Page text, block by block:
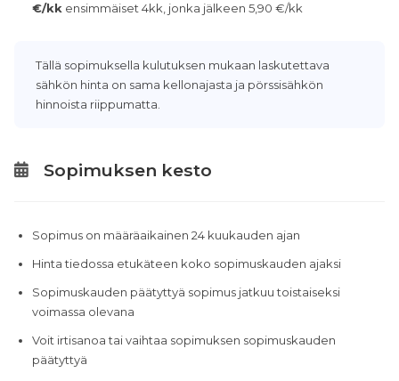
€/kk ensimmäiset 4kk, jonka jälkeen 5,90 €/kk
Tällä sopimuksella kulutuksen mukaan laskutettava
sähkön hinta on sama kellonajasta ja pörssisähkön
hinnoista riippumatta.
Sopimuksen kesto
Sopimus on määräaikainen 24 kuukauden ajan
Hinta tiedossa etukäteen koko sopimuskauden ajaksi
Sopimuskauden päätyttyä sopimus jatkuu toistaiseksi
voimassa olevana
Voit irtisanoa tai vaihtaa sopimuksen sopimuskauden
päätyttyä